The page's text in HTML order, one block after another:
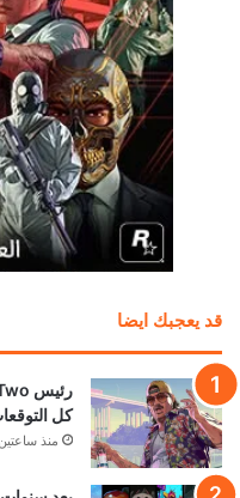
قد يعجبك ايضا
كل
منذ ساعتين